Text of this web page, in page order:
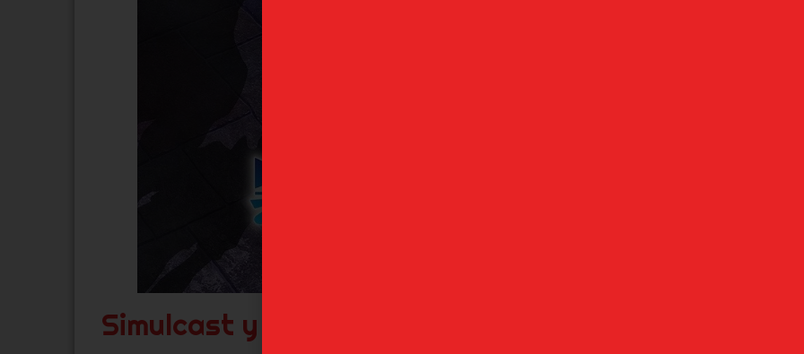
Simulcast y exclusividad en Netflix